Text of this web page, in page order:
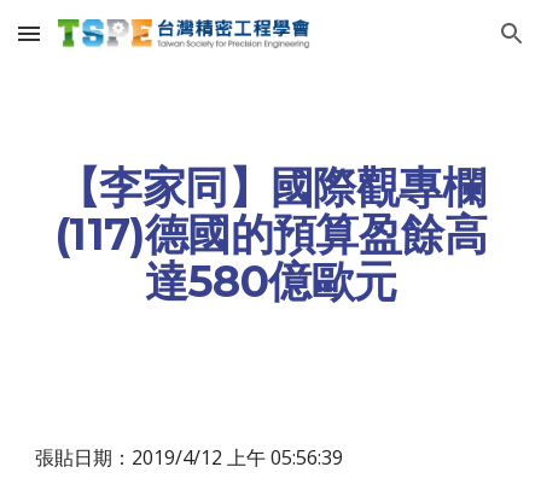
Skip to main content Skip to navigation
【李家同】國際觀專欄
(117)德國的預算盈餘高
達580億歐元
張貼日期：2019/4/12 上午 05:56:39